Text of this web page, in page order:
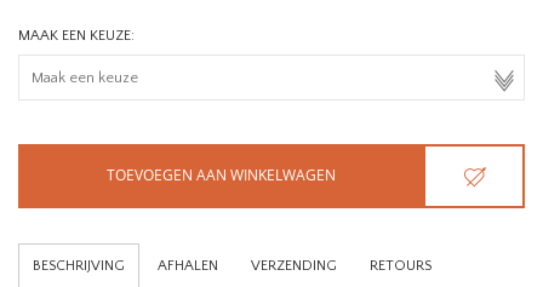
MAAK EEN KEUZE:
TOEVOEGEN AAN WINKELWAGEN
BESCHRIJVING AFHALEN VERZENDING RETOURS